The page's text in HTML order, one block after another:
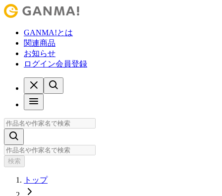
GANMA!とは
関連商品
お知らせ
ログイン会員登録
検索
トップ